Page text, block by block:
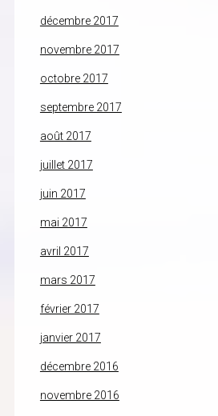
décembre 2017
novembre 2017
octobre 2017
septembre 2017
août 2017
juillet 2017
juin 2017
mai 2017
avril 2017
mars 2017
février 2017
janvier 2017
décembre 2016
novembre 2016